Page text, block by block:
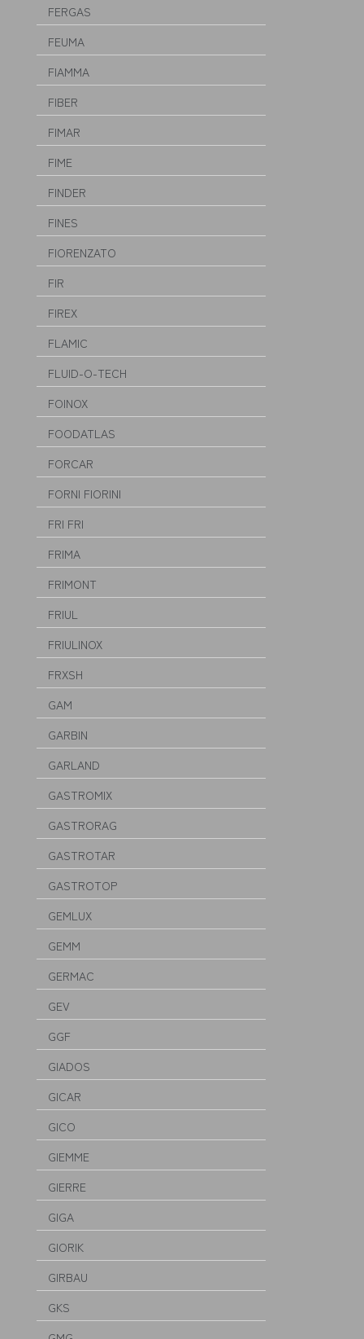
FERGAS
FEUMA
FIAMMA
FIBER
FIMAR
FIME
FINDER
FINES
FIORENZATO
FIR
FIREX
FLAMIC
FLUID-O-TECH
FOINOX
FOODATLAS
FORCAR
FORNI FIORINI
FRI FRI
FRIMA
FRIMONT
FRIUL
FRIULINOX
FRXSH
GAM
GARBIN
GARLAND
GASTROMIX
GASTRORAG
GASTROTAR
GASTROTOP
GEMLUX
GEMM
GERMAC
GEV
GGF
GIADOS
GICAR
GICO
GIEMME
GIERRE
GIGA
GIORIK
GIRBAU
GKS